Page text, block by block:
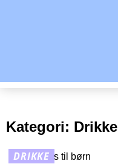
Kategori: Drikke
DRIKKE